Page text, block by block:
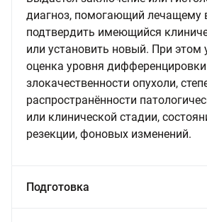
диагноз, помогающий лечащему
подтвердить имеющийся
или установить новый. При этом
оценка уровня дифференцировки
злокачественности опухоли,
распространённости
или клинической стадии,
резекции, фоновых изменений.
Подготовка